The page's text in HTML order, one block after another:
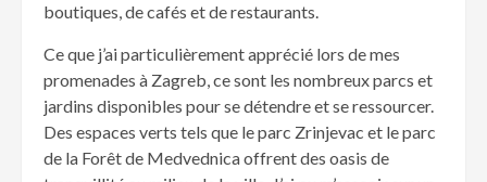
boutiques, de cafés et de restaurants.
Ce que j’ai particulièrement apprécié lors de mes
promenades à Zagreb, ce sont les nombreux parcs et
jardins disponibles pour se détendre et se ressourcer.
Des espaces verts tels que le parc Zrinjevac et le parc
de la Forêt de Medvednica offrent des oasis de